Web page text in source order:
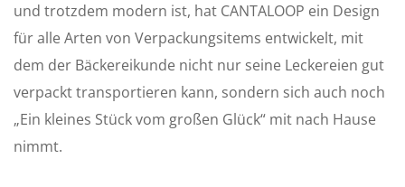
und trotzdem modern ist, hat CANTALOOP ein Design
für alle Arten von Verpackungsitems entwickelt, mit
dem der Bäckereikunde nicht nur seine Leckereien gut
verpackt transportieren kann, sondern sich auch noch
„Ein kleines Stück vom großen Glück“ mit nach Hause
nimmt.